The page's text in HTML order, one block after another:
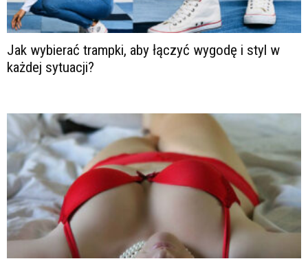
Jak wybierać trampki, aby łączyć wygodę i styl w
każdej sytuacji?